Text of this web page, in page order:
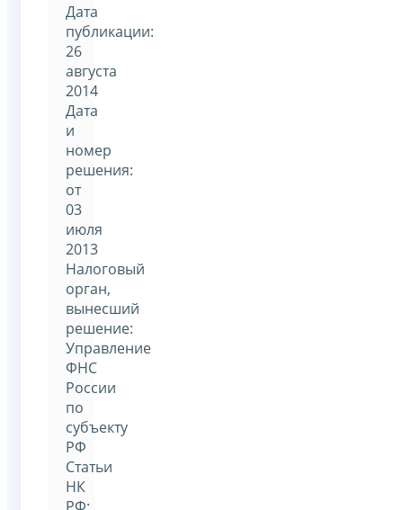
Дата
публикации:
26
августа
2014
Дата
и
номер
решения:
от
03
июля
2013
Налоговый
орган,
вынесший
решение:
Управление
ФНС
России
по
субъекту
РФ
Статьи
НК
РФ: